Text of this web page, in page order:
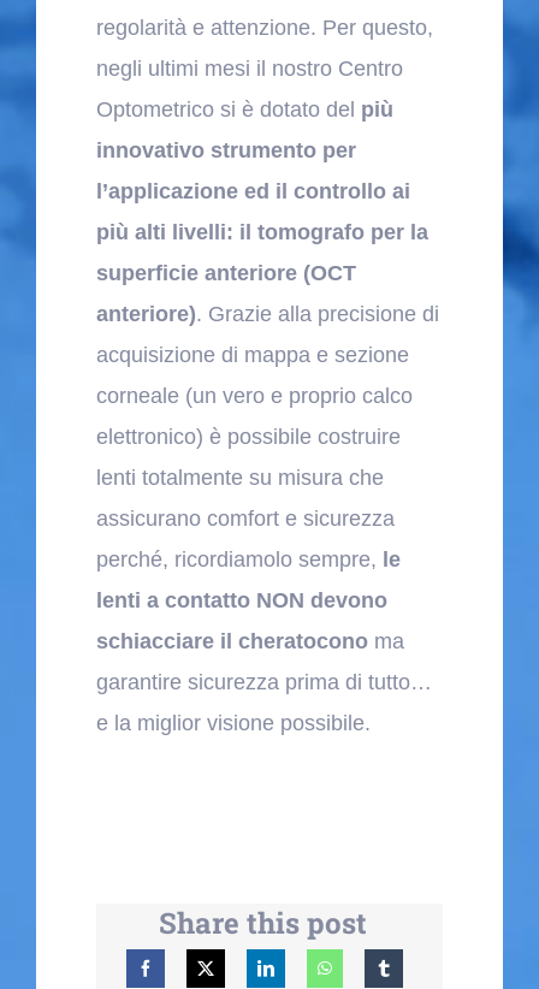
regolarità e attenzione. Per questo,
negli ultimi mesi il nostro Centro
Optometrico si è dotato del più
innovativo strumento per
l’applicazione ed il controllo ai
più alti livelli: il tomografo per la
superficie anteriore (OCT
anteriore). Grazie alla precisione di
acquisizione di mappa e sezione
corneale (un vero e proprio calco
elettronico) è possibile costruire
lenti totalmente su misura che
assicurano comfort e sicurezza
perché, ricordiamolo sempre, le
lenti a contatto NON devono
schiacciare il cheratoconoma
garantire sicurezza prima di tutto…
e la miglior visione possibile.
Share this post